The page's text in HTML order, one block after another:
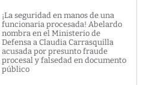
¡La seguridad en manos de una
funcionaria procesada! Abelardo
nombra en el Ministerio de
Defensa a Claudia Carrasquilla
acusada por presunto fraude
procesal y falsedad en documento
público